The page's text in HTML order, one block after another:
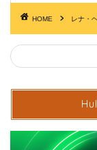
HOME レナ・